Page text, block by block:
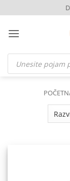
to
content
Products
search